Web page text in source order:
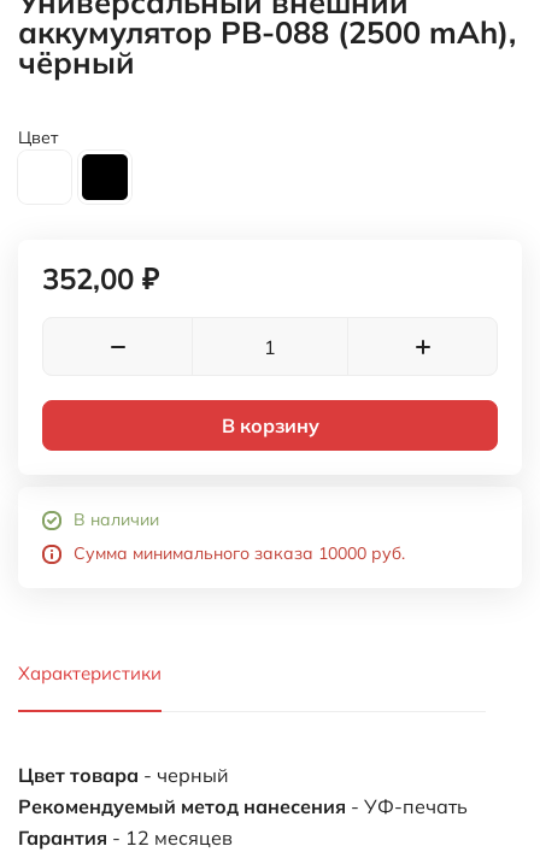
В наличии
Сумма минимального заказа 10000 руб.
- черный
Рекомендуемый метод нанесения- УФ-печать